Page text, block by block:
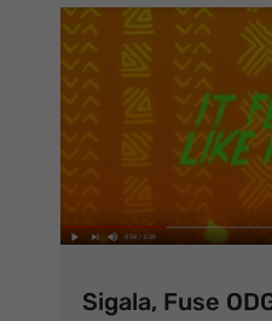
Sigala, Fuse